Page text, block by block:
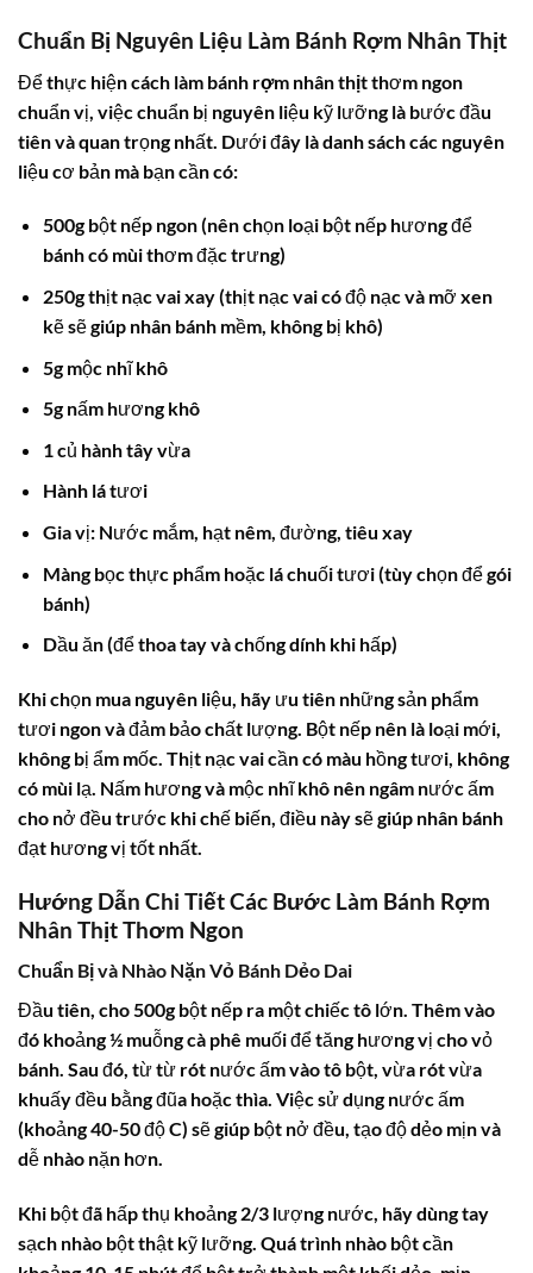
Chuẩn Bị Nguyên Liệu Làm Bánh Rợm Nhân Thịt
Để thực hiệncách làm bánh rợm nhân thịtthơm ngon
chuẩn vị, việc chuẩn bị nguyên liệu kỹ lưỡng là bước đầu
tiên và quan trọng nhất. Dưới đây là danh sách các nguyên
liệu cơ bản mà bạn cần có:
500g bột nếp ngon (nên chọn loại bột nếp hương để
bánh có mùi thơm đặc trưng)
250g thịt nạc vai xay (thịt nạc vai có độ nạc và mỡ xen
kẽ sẽ giúp nhân bánh mềm, không bị khô)
5g mộc nhĩ khô
5g nấm hương khô
1 củ hành tây vừa
Hành lá tươi
Gia vị: Nước mắm, hạt nêm, đường, tiêu xay
Màng bọc thực phẩm hoặc lá chuối tươi (tùy chọn để gói
bánh)
Dầu ăn (để thoa tay và chống dính khi hấp)
Khi chọn mua nguyên liệu, hãy ưu tiên những sản phẩm
tươi ngon và đảm bảo chất lượng. Bột nếp nên là loại mới,
không bị ẩm mốc. Thịt nạc vai cần có màu hồng tươi, không
có mùi lạ. Nấm hương và mộc nhĩ khô nên ngâm nước ấm
cho nở đều trước khi chế biến, điều này sẽ giúp nhân bánh
đạt hương vị tốt nhất.
Hướng Dẫn Chi Tiết Các Bước Làm Bánh Rợm
Nhân Thịt Thơm Ngon
Chuẩn Bị và Nhào Nặn Vỏ Bánh Dẻo Dai
Đầu tiên, cho 500g bột nếp ra một chiếc tô lớn. Thêm vào
đó khoảng ½ muỗng cà phê muối để tăng hương vị cho vỏ
bánh. Sau đó, từ từ rót nước ấm vào tô bột, vừa rót vừa
khuấy đều bằng đũa hoặc thìa. Việc sử dụng nước ấm
(khoảng 40-50 độ C) sẽ giúp bột nở đều, tạo độ dẻo mịn và
dễ nhào nặn hơn.
Khi bột đã hấp thụ khoảng 2/3 lượng nước, hãy dùng tay
sạch nhào bột thật kỹ lưỡng. Quá trình nhào bột cần